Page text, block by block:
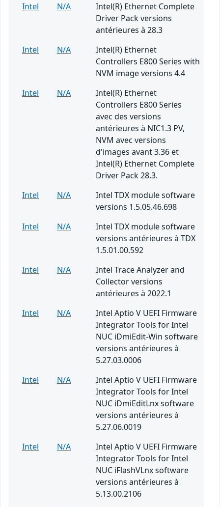
Intel
N/A
Intel(R) Ethernet Complete
Driver Pack versions
antérieures à 28.3
Intel
N/A
Intel(R) Ethernet
Controllers E800 Series with
NVM image versions 4.4
Intel
N/A
Intel(R) Ethernet
Controllers E800 Series
avec des versions
antérieures à NIC1.3 PV,
NVM avec versions
d'images avant 3.36 et
Intel(R) Ethernet Complete
Driver Pack 28.3.
Intel
N/A
Intel TDX module software
versions 1.5.05.46.698
Intel
N/A
Intel TDX module software
versions antérieures à TDX
1.5.01.00.592
Intel
N/A
Intel Trace Analyzer and
Collector versions
antérieures à 2022.1
Intel
N/A
Intel Aptio V UEFI Firmware
Integrator Tools for Intel
NUC iDmiEdit-Win software
versions antérieures à
5.27.03.0006
Intel
N/A
Intel Aptio V UEFI Firmware
Integrator Tools for Intel
NUC iDmiEditLnx software
versions antérieures à
5.27.06.0019
Intel
N/A
Intel Aptio V UEFI Firmware
Integrator Tools for Intel
NUC iFlashVLnx software
versions antérieures à
5.13.00.2106